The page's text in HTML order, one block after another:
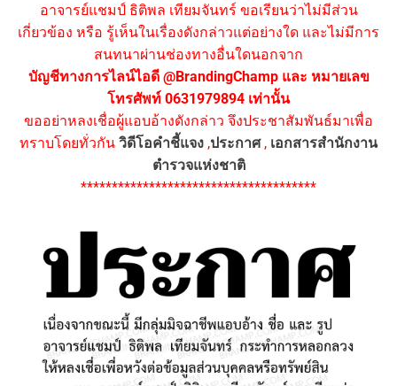
อาจารย์แชมป์ ธิติพล เทียมจันทร์ ขอเรียนว่าไม่มีส่วน
เกี่ยวข้อง หรือ รู้เห็นในเรื่องดังกล่าวแต่อย่างใด และไม่มีการ
สนทนาผ่านช่องทางอื่นใดนอกจาก
บัญชีทางการไลน์ไอดี @BrandingChamp และ หมายเลข
โทรศัพท์ 0631979894 เท่านั้น
ขออย่าหลงเชื่อผู้แอบอ้างดังกล่าว จึงประชาสัมพันธ์มาเพื่อ
ทราบโดยทั่วกัน วิดีโอคำชี้แจง ,ประกาศ, เอกสารสำนักงาน
ตำรวจแห่งชาติ
**************************************